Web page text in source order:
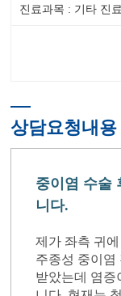
진료과목 : 기타 진
상담요청내용
중이염 수술
니다.
제가 좌측 귀
주종성 중이염
받았는데 염증